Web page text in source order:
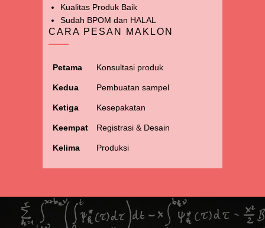
Kualitas Produk Baik
Sudah BPOM dan HALAL
CARA PESAN MAKLON
Petama Konsultasi produk
Kedua Pembuatan sampel
Ketiga Kesepakatan
Keempat Registrasi & Desain
Kelima Produksi